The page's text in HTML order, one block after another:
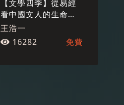
【文學四季】從易經
看中國文人的生命智
慧
王浩一
16282
免費